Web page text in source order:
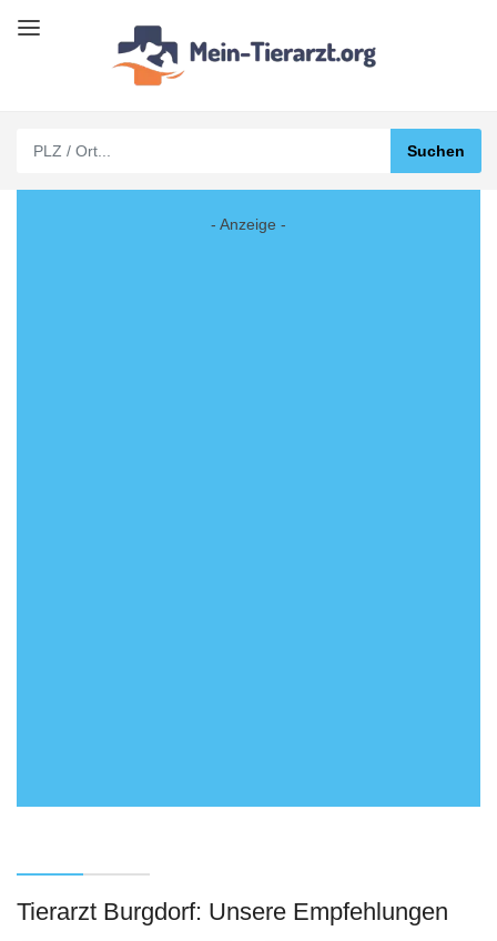
- Anzeige -
Tierarzt Burgdorf: Unsere Empfehlungen